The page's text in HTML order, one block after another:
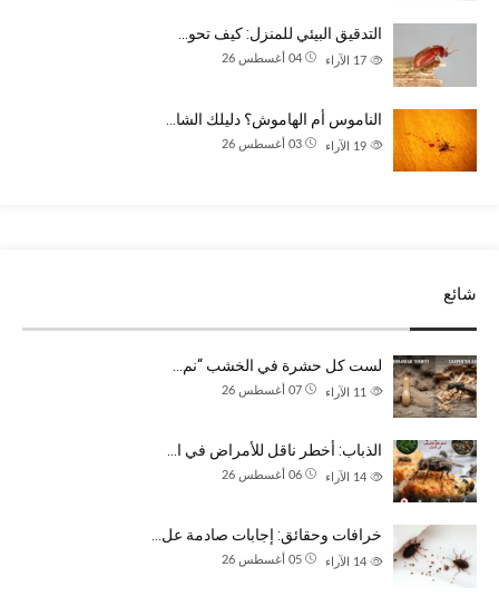
التدقيق البيئي للمنزل: كيف تحو…
04 أغسطس 26 الآراء
الناموس أم الهاموش؟ دليلك الشا…
03 أغسطس 26 الآراء
شائع
لست كل حشرة في الخشب “نم…
07 أغسطس 26 الآراء
الذباب: أخطر ناقل للأمراض في ا…
06 أغسطس 26 الآراء
خرافات وحقائق: إجابات صادمة عل…
05 أغسطس 26 الآراء